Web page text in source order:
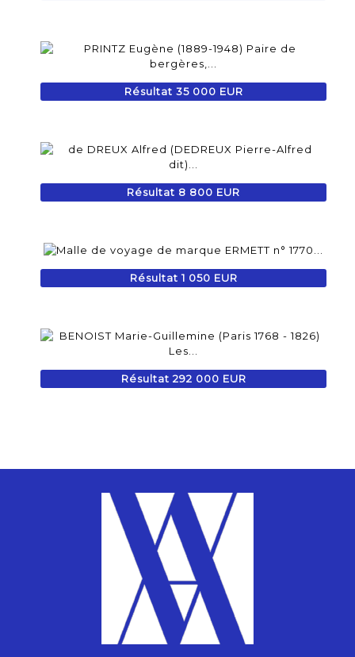
Résultat 35 000 EUR
Résultat 8 800 EUR
Résultat 1 050 EUR
Résultat 292 000 EUR